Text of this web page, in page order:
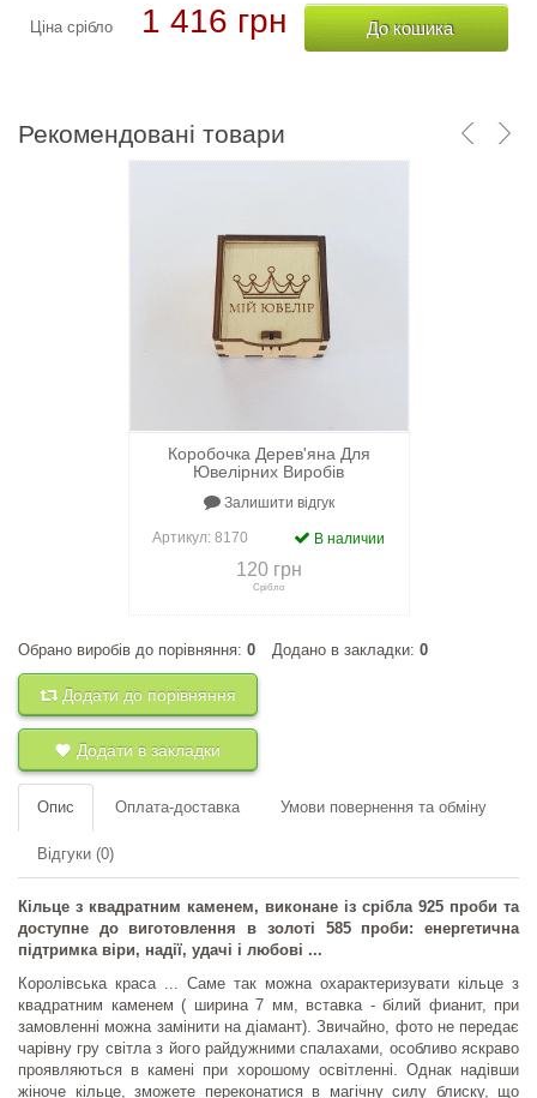
Ціна срібло 1 416 грн До кошикаЦіна золото
20 160 грн
Рекомендовані товари
Коробочка Дерев'яна Для
Ювелірних Виробів
Залишити відгук
Артикул: 8170 В наличии
120 грн
Срібло
+До порівняння
Обрано виробів до порівняння: 0 Додано в закладки: 0
Додати до порівняння
Додати в закладки
Опис Оплата-доставка Умови повернення та обміну
Відгуки (0)
Кільце з квадратним каменем, виконане із срібла 925 проби та
доступне до виготовлення в золоті 585 проби: енергетична
підтримка віри, надії, удачі і любові ...
Королівська краса ... Саме так можна охарактеризувати кільце з
квадратним каменем ( ширина 7 мм, вставка - білий фианит, при
замовленні можна замінити на діамант). Звичайно, фото не передає
чарівну гру світла з його райдужними спалахами, особливо яскраво
проявляються в камені при хорошому освітленні. Однак надівши
жіноче кільце, зможете переконатися в магічну силу блиску, що